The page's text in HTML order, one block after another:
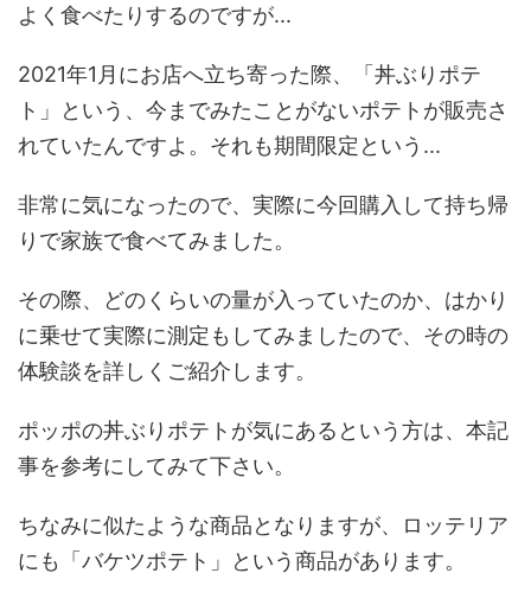
よく食べたりするのですが...
2021年1月にお店へ立ち寄った際、「丼ぶりポテ
ト」という、今までみたことがないポテトが販売さ
れていたんですよ。それも期間限定という...
非常に気になったので、実際に今回購入して持ち帰
りで家族で食べてみました。
その際、どのくらいの量が入っていたのか、はかり
に乗せて実際に測定もしてみましたので、その時の
体験談を詳しくご紹介します。
ポッポの丼ぶりポテトが気にあるという方は、本記
事を参考にしてみて下さい。
ちなみに似たような商品となりますが、ロッテリア
にも「バケツポテト」という商品があります。